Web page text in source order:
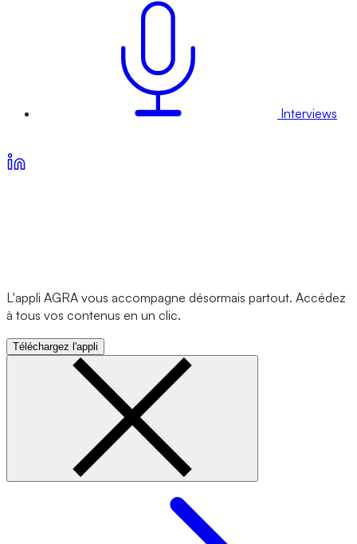
Interviews
L'appli AGRA vous accompagne désormais partout. Accédez
à tous vos contenus en un clic.
Téléchargez l'appli